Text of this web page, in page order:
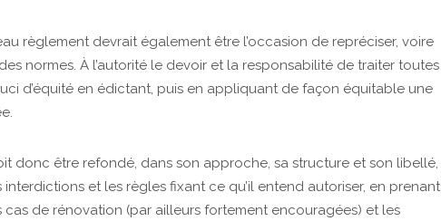
règlement devrait également être l’occasion de repréciser, voire
normes. À l’autorité le devoir et la responsabilité de traiter toutes
d’équité en édictant, puis en appliquant de façon équitable une
donc être refondé, dans son approche, sa structure et son libellé,
et les règles fixant ce qu’il entend autoriser, en prenant
de rénovation (par ailleurs fortement encouragées) et les